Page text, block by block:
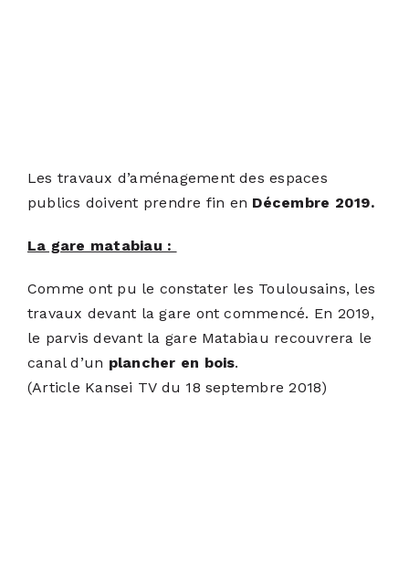
Les travaux d’aménagement des espaces
publics doivent prendre fin en Décembre 2019.
La gare matabiau :
Comme ont pu le constater les Toulousains, les
travaux devant la gare ont commencé. En 2019,
le parvis devant la gare Matabiau recouvrera le
canal d’un plancher en bois.
(Article Kansei TV du 18 septembre 2018)